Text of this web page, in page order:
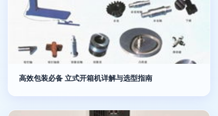
高效包装必备 立式开箱机详解与选型指南